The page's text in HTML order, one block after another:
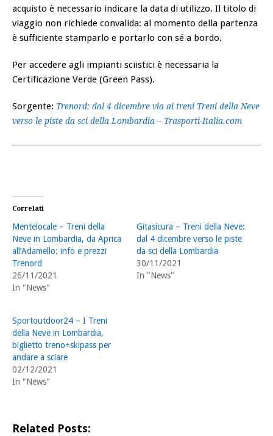
acquisto è necessario indicare la data di utilizzo. Il titolo di
viaggio non richiede convalida: al momento della partenza
è sufficiente stamparlo e portarlo con sé a bordo.
Per accedere agli impianti sciistici è necessaria la
Certificazione Verde (Green Pass).
Sorgente: Trenord: dal 4 dicembre via ai treni Treni della Neve
verso le piste da sci della Lombardia – Trasporti-Italia.com
Correlati
Mentelocale – Treni della
Neve in Lombardia, da Aprica
all’Adamello: info e prezzi
Trenord
26/11/2021
In "News"
Gitasicura – Treni della Neve:
dal 4 dicembre verso le piste
da sci della Lombardia
30/11/2021
In "News"
Sportoutdoor24 – I Treni
della Neve in Lombardia,
biglietto treno+skipass per
andare a sciare
02/12/2021
In "News"
Related Posts: